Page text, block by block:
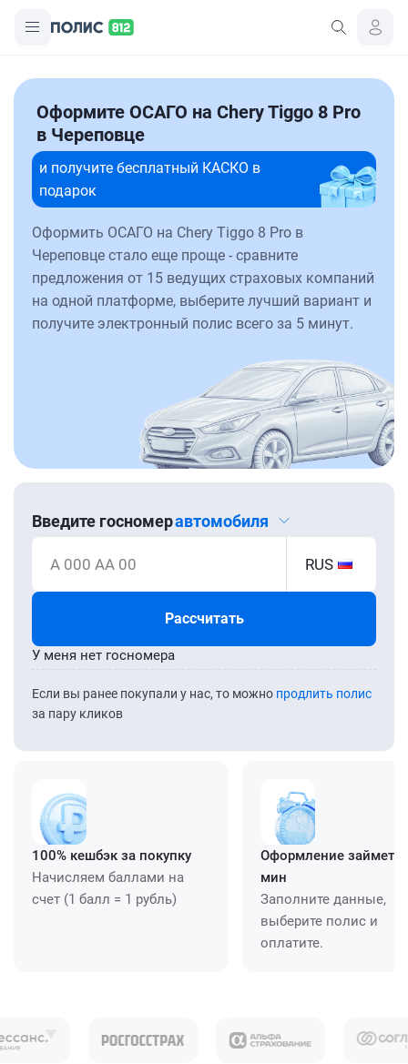
Оформите ОСАГО на Chery Tiggo 8 Pro
в Череповце
и получите бесплатный КАСКО в
подарок
Оформить ОСАГО на Chery Tiggo 8 Pro в
Череповце стало еще проще - сравните
предложения от 15 ведущих страховых компаний
на одной платформе, выберите лучший вариант и
получите электронный полис всего за 5 минут.
Введите госномеравтомобиля
А 000 АА 00 RUS
Рассчитать
Если вы ранее покупали у нас, то можно продлить полис
за пару кликов
У меня нет госномера
100% кешбэк за покупку
Начисляем баллами на
счет (1 балл = 1 рубль)
Оформление займет
мин
Заполните данные,
выберите полис и
оплатите.